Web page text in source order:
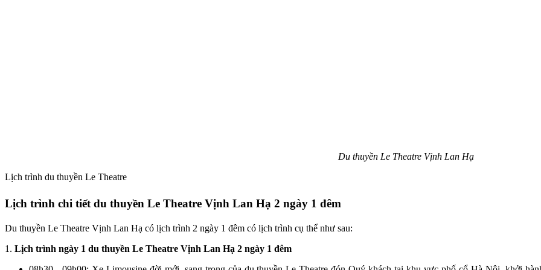
Du thuyền Le Theatre Vịnh Lan Hạ
Lịch trình du thuyền Le Theatre
Lịch trình chi tiết du thuyền Le Theatre Vịnh Lan Hạ 2 ngày 1 đêm
Du thuyền Le Theatre Vịnh Lan Hạ có lịch trình 2 ngày 1 đêm có lịch trình cụ thể như sau:
1. Lịch trình ngày 1 du thuyền Le Theatre Vịnh Lan Hạ 2 ngày 1 đêm